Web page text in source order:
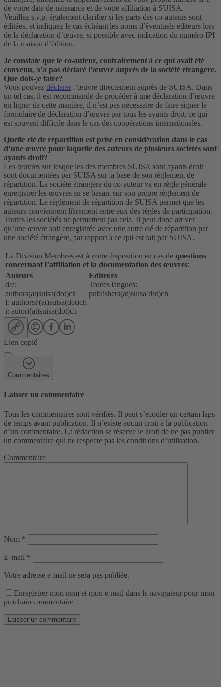
de votre date de naissance et de votre affiliation à SUISA.
Veuillez s.v.p. également clarifier si les parts des co-auteurs sont
éditées, et indiquez le cas échéant les noms d’éventuels éditeurs lors
de la déclaration d’œuvre, si possible avec indication du numéro IPI
de la maison d’édition.
Je constate que le co-auteur, contrairement à ce qui avait été
convenu, n’a pas déclaré l’œuvre auprès de la société étrangère.
Que dois-je faire?
Vous pouvez déclarer l’œuvre directement auprès de SUISA. Dans
un tel cas, il est recommandé de procéder à une déclaration d’œuvre
en ligne: de cette manière, il n’est pas nécessaire de faire signer le
formulaire de déclaration d’œuvre par tous les ayants droit, ce qui
est souvent difficile dans le cas des coopérations internationales.
Quelle clé de répartition est prise en considération dans le cas
d’une œuvre pour laquelle des auteurs de plusieurs sociétés sont
ayants droit?
Les œuvres sur lesquelles des membres SUISA sont ayants droit
sont documentées par SUISA sur la base de son règlement de
répartition. La société étrangère du co-auteur va en règle générale
enregistrer les œuvres en se basant sur son propre règlement de
répartition. Le règlement de répartition de SUISA permet que les
auteurs conviennent librement entre eux des règles de participation.
Toutes les sociétés ne permettent pas cela. Il peut donc arriver
qu’une œuvre soit enregistrée avec une autre clé de répartition par
une société étrangère, par rapport à ce qui est fait par SUISA.
La Division Membres est à votre disposition en cas de questions
concernant l’affiliation et la documentation des œuvres:
Auteurs
d/e:
authors(at)suisa(dot)ch
f: authorsF(at)suisa(dot)ch
i: autori(at)suisa(dot)ch
Editeurs
Toutes langues:
publishers(at)suisa(dot)ch
Lien copié
Commentaires
Laisser un commentaire
Tous les commentaires sont vérifiés. Il peut s’écouler un certain laps
de temps avant publication. Il n’existe aucun droit à la publication
d’un commentaire. La rédaction se réserve le droit de ne pas publier
un commentaire qui ne respecte pas les conditions d’utilisation.
Commentaire
Nom *
E-mail *
Votre adresse e-mail ne sera pas publiée.
Enregistrer mon nom et mon e-mail dans le navigateur pour mon
prochain commentaire.